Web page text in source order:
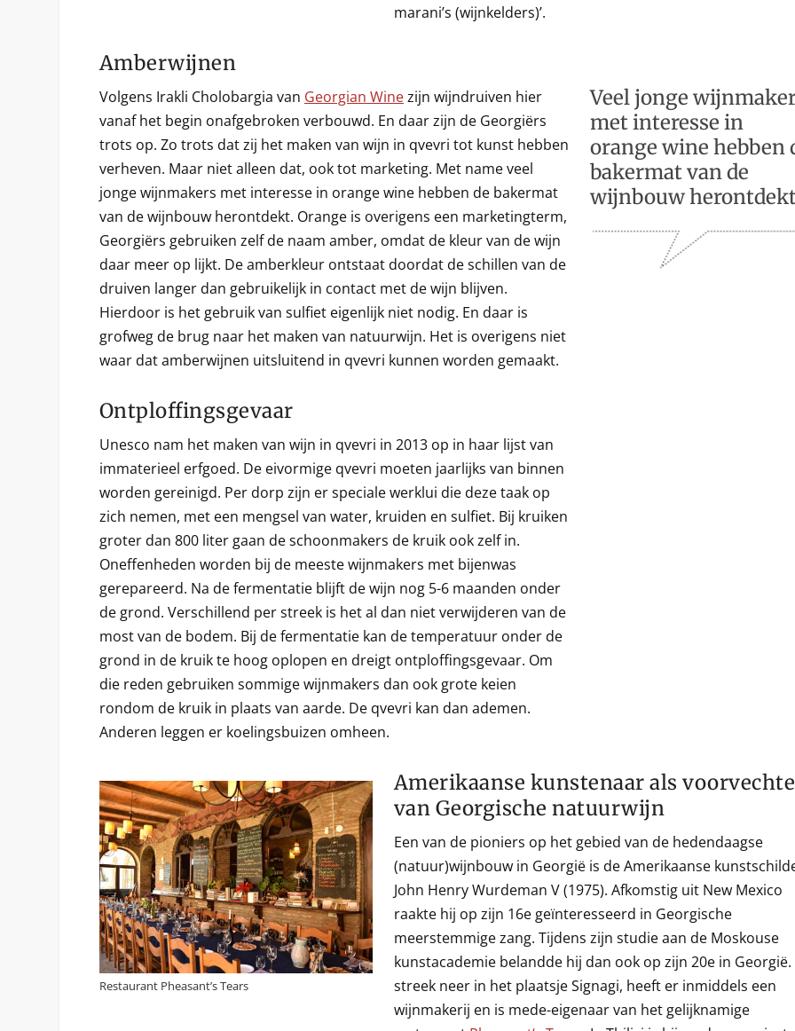
marani’s (wijnkelders)’.
Amberwijnen
Volgens Irakli Cholobargia van Georgian Winezijn wijndruiven hier
vanaf het begin onafgebroken verbouwd. En daar zijn de Georgiërs
trots op. Zo trots dat zij het maken van wijn in qvevri tot kunst hebben
verheven. Maar niet alleen dat, ook tot marketing. Met name veel
jonge wijnmakers met interesse in orange wine hebben de bakermat
van de wijnbouw herontdekt. Orange is overigens een marketingterm,
Georgiërs gebruiken zelf de naam amber, omdat de kleur van de wijn
daar meer op lijkt. De amberkleur ontstaat doordat de schillen van de
druiven langer dan gebruikelijk in contact met de wijn blijven.
Hierdoor is het gebruik van sulfiet eigenlijk niet nodig. En daar is
grofweg de brug naar het maken van natuurwijn. Het is overigens niet
waar dat amberwijnen uitsluitend in qvevri kunnen worden gemaakt.
Veel jonge
met interesse in
orange wine hebben
bakermat van de
wijnbouw
Ontploffingsgevaar
Unesco nam het maken van wijn in qvevri in 2013 op in haar lijst van
immaterieel erfgoed. De eivormige qvevri moeten jaarlijks van binnen
worden gereinigd. Per dorp zijn er speciale werklui die deze taak op
zich nemen, met een mengsel van water, kruiden en sulfiet. Bij kruiken
groter dan 800 liter gaan de schoonmakers de kruik ook zelf in.
Oneffenheden worden bij de meeste wijnmakers met bijenwas
gerepareerd. Na de fermentatie blijft de wijn nog 5-6 maanden onder
de grond. Verschillend per streek is het al dan niet verwijderen van de
most van de bodem. Bij de fermentatie kan de temperatuur onder de
grond in de kruik te hoog oplopen en dreigt ontploffingsgevaar. Om
die reden gebruiken sommige wijnmakers dan ook grote keien
rondom de kruik in plaats van aarde. De qvevri kan dan ademen.
Anderen leggen er koelingsbuizen omheen.
Restaurant Pheasant’s Tears
Amerikaanse kunstenaar als
van Georgische natuurwijn
Een van de pioniers op het gebied van de hedendaagse
(natuur)wijnbouw in Georgië is de Amerikaanse
John Henry Wurdeman V (1975). Afkomstig uit New Mexico
raakte hij op zijn 16e geïnteresseerd in Georgische
meerstemmige zang. Tijdens zijn studie aan de Moskouse
kunstacademie belandde hij dan ook op zijn 20e in Georgië.
streek neer in het plaatsje Signagi, heeft er inmiddels een
wijnmakerij en is mede-eigenaar van het gelijknamige